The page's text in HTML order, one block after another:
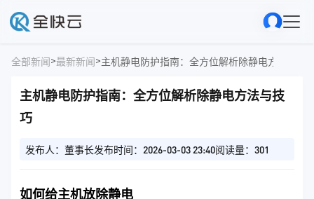
全部新闻>最新新闻>主机静电防护指南：全方位解析除静电方法与技
主机静电防护指南：全方位解析除静电方法与技
巧
发布人：董事长发布时间：2026-03-03 23:40阅读量：301
如何给主机放除静电